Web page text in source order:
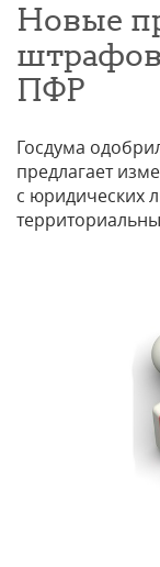
Новые
штрафов
ПФР
Госдума
предлагает
с юридических